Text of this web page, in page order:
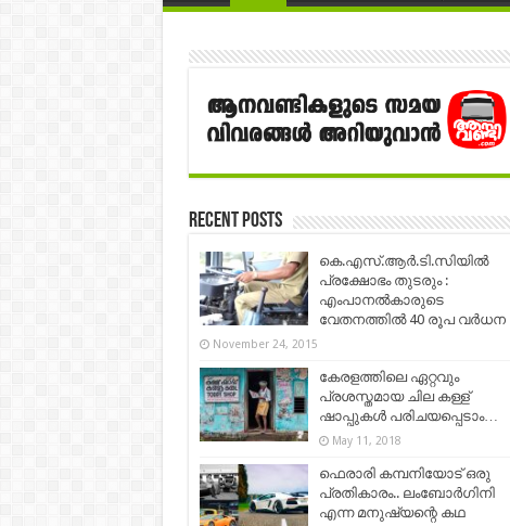
Recent Posts
കെ.എസ്‌.ആര്‍.ടി.സിയില്‍
പ്രക്ഷോഭം തുടരും :
എംപാനല്‍കാരുടെ
വേതനത്തില്‍ 40 രൂപ വര്‍ധന
November 24, 2015
കേര‌ളത്തിലെ ഏറ്റവും
പ്രശസ്തമായ ചില കള്ള്
ഷാ‌‌‌പ്പുകള്‍ പരിചയപ്പെടാം…
May 11, 2018
ഫെരാരി കമ്പനിയോട് ഒരു
പ്രതികാരം.. ലംബോർഗിനി
എന്ന മനുഷ്യന്റെ കഥ